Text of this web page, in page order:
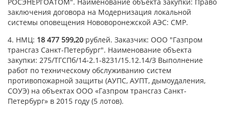
заключения договора на Модернизация локальной
системы оповещения Нововоронежской АЭС: СМР.
4. НМЦ: 18 477 599,20 рублей. Заказчик: ООО "Газпром
трансгаз Санкт-Петербург". Наименование объекта
закупки: 275/ТГСПб/14-2.1-8231/15.12.14/З Выполнение
работ по техническому обслуживанию систем
противопожарной защиты (АУПС, АУПТ, дымоудаления,
СОУЭ) на объектах ООО «Газпром трансгаз Санкт-
Петербург» в 2015 году (5 лотов).